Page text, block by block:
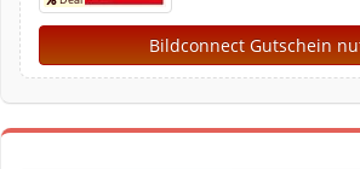
Bildconnect Gutschein